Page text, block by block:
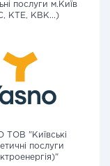
послуги м.Київ
КТЕ, КВК...)
ТОВ "Київські
послуги